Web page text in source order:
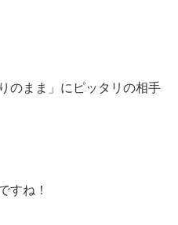
のまま」にピッタリの相手
すね！